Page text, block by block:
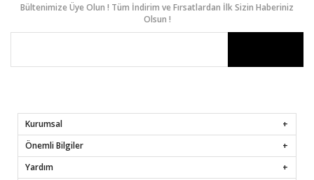
Bültenimize Üye Olun ! Tüm İndirim ve Fırsatlardan İlk Sizin Haberiniz
Olsun !
Kurumsal
Önemli Bilgiler
Yardım